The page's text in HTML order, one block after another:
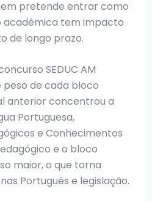
pretende entrar como
acadêmica tem impacto
de longo prazo.
SEDUC AM
peso de cada bloco
anterior concentrou a
Portuguesa,
e Conhecimentos
e o bloco
maior, o que torna
Português e legislação.